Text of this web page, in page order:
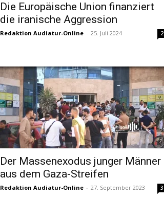
Die Europäische Union finanziert
die iranische Aggression
Redaktion Audiatur-Online - 25. Juli 2024 2
Der Massenexodus junger Männer
aus dem Gaza-Streifen
Redaktion Audiatur-Online - 27. September 2023 3